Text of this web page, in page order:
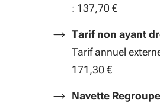
: 137,70 €
Tarif non ayant
Tarif annuel
171,30 €
Navette